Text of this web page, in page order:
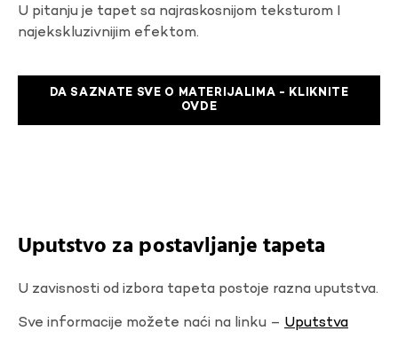
U pitanju je tapet sa najraskosnijom teksturom I
najekskluzivnijim efektom.
DA SAZNATE SVE O MATERIJALIMA - KLIKNITE
OVDE
Uputstvo za postavljanje tapeta
U zavisnosti od izbora tapeta postoje razna uputstva.
Sve informacije možete naći na linku – Uputstva